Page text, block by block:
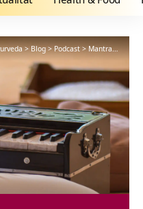
>Blog>Podcast>Mantra>Jaya